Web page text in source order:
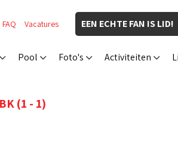
EEN ECHTE FAN IS LID!
FAQ Vacatures
Pool Foto's Activiteiten
(1 - 1)